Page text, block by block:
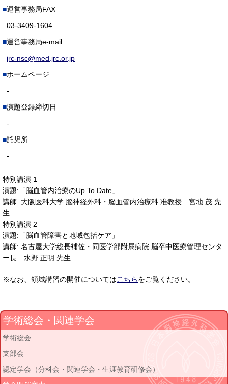
運営事務局FAX
03-3409-1604
運営事務局e-mail
jrc-nsc@med.jrc.or.jp
ホームページ
-
演題登録締切日
-
託児所
-
特別講演 1
演題:「脳血管内治療のUp To Date」
講師: 大阪医科大学 脳神経外科・脳血管内治療科 准教授 宮地 茂 先
生
特別講演 2
演題:「脳血管障害と地域包括ケア」
講師: 名古屋大学総長補佐・同医学部附属病院 脳卒中医療管理センタ
ー長 水野 正明 先生
※なお、領域講習の開催についてはこちらをご覧ください。
学術総会・関連学会
学術総会
支部会
認定学会（分科会・関連学会・生涯教育研修会）